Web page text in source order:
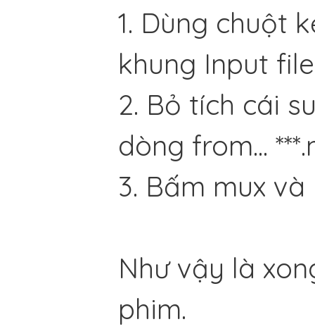
1. Dùng chuột
khung Input file
2. Bỏ tích cái
dòng from...
3. Bấm mux
Như vậy là
phim.